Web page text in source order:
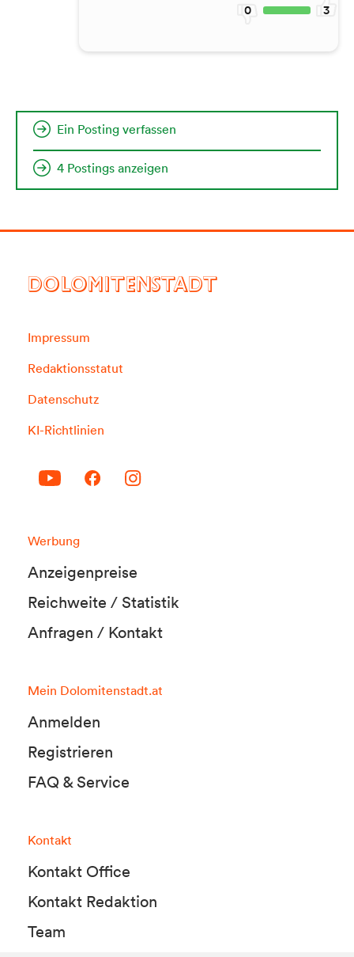
0 3
Ein Posting verfassen
4 Postings anzeigen
DOLOMITENSTADT
Impressum
Redaktionsstatut
Datenschutz
KI-Richtlinien
Werbung
Anzeigenpreise
Reichweite / Statistik
Anfragen / Kontakt
Mein Dolomitenstadt.at
Anmelden
Registrieren
FAQ & Service
Kontakt
Kontakt Office
Kontakt Redaktion
Team